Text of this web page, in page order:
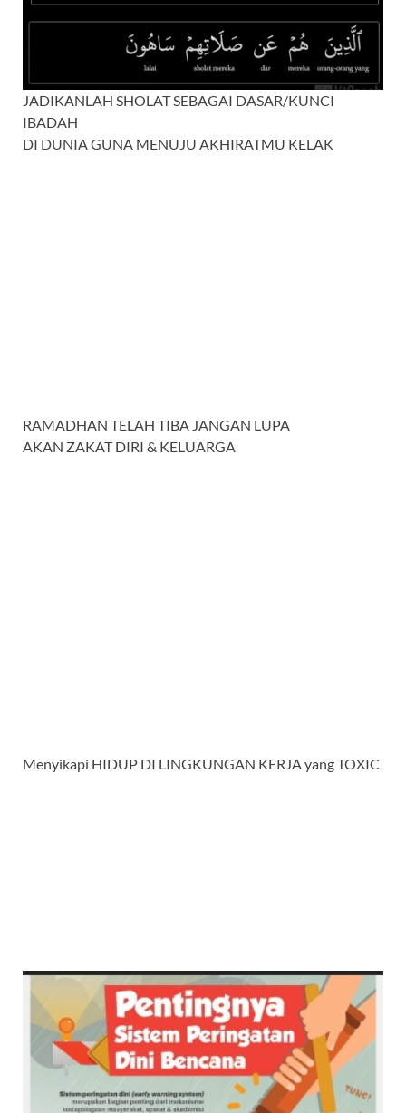
JADIKANLAH SHOLAT SEBAGAI DASAR/KUNCI
IBADAH
DI DUNIA GUNA MENUJU AKHIRATMU KELAK
RAMADHAN TELAH TIBA JANGAN LUPA
AKAN ZAKAT DIRI & KELUARGA
Menyikapi HIDUP DI LINGKUNGAN KERJA yang TOXIC